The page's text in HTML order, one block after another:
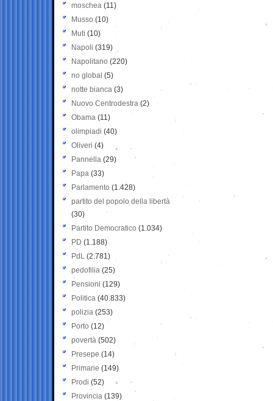
moschea (11)
Musso (10)
Muti (10)
Napoli (319)
Napolitano (220)
no global (5)
notte bianca (3)
Nuovo Centrodestra (2)
Obama (11)
olimpiadi (40)
Oliveri (4)
Pannella (29)
Papa (33)
Parlamento (1.428)
partito del popolo della libertà
(30)
Partito Democratico (1.034)
PD (1.188)
PdL (2.781)
pedofilia (25)
Pensioni (129)
Politica (40.833)
polizia (253)
Porto (12)
povertà (502)
Presepe (14)
Primarie (149)
Prodi (52)
Provincia (139)